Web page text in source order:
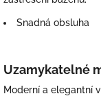
Snadná obsluha
Uzamykatelné
Moderní a elegantní